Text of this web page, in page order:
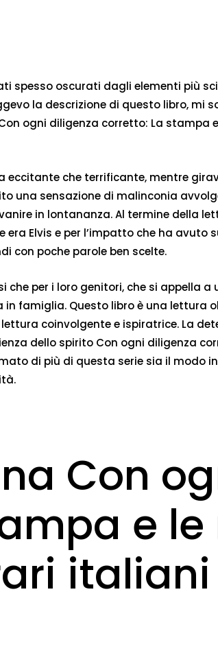
spesso oscurati dagli elementi più
la descrizione di questo libro, mi
ogni diligenza corretto: La
eccitante che terrificante, mentre
una sensazione di malinconia
in lontananza. Al termine della
Elvis e per l’impatto che ha
con poche parole ben scelte.
che per i loro genitori, che si appella
famiglia. Questo libro è una
coinvolgente e ispiratrice. La
dello spirito Con ogni diligenza
di più di questa serie sia il modo
Con
e
italiani